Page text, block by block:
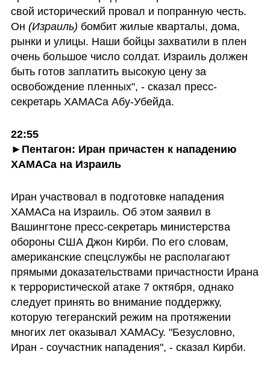
свой исторический провал и попранную честь.
Он (Израиль) бомбит жилые кварталы, дома,
рынки и улицы. Наши бойцы захватили в плен
очень большое число солдат. Израиль должен
быть готов заплатить высокую цену за
освобождение пленных", - сказал пресс-
секретарь ХАМАСа Абу-Убейда.
22:55
►Пентагон: Иран причастен к нападению
ХАМАСа на Израиль
Иран участвовал в подготовке нападения
ХАМАСа на Израиль. Об этом заявил в
Вашингтоне пресс-секретарь министерства
обороны США Джон Кирби. По его словам,
американские спецслужбы не располагают
прямыми доказательствами причастности Ирана
к террористической атаке 7 октября, однако
следует принять во внимание поддержку,
которую тегеранский режим на протяжении
многих лет оказывал ХАМАСу. "Безусловно,
Иран - соучастник нападения", - сказал Кирби.